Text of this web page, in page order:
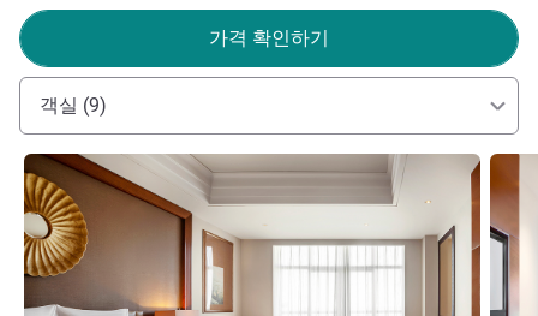
가격 확인하기
객실 (9)
세부 정보 보기 세부